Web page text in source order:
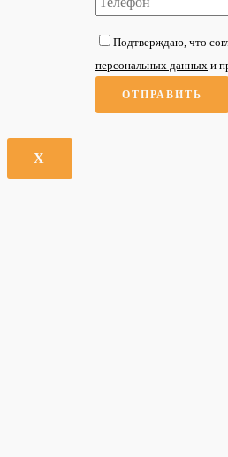
Подтверждаю, что
персональных данных и
X